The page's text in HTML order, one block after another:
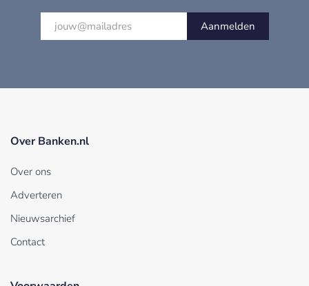
Aanmelden
Over Banken.nl
Over ons
Adverteren
Nieuwsarchief
Contact